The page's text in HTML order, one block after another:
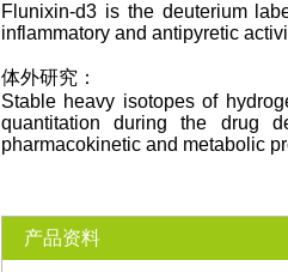
Flunixin-d3 is the deuterium
inflammatory and antipyretic
体外研究：
Stable heavy isotopes of
quantitation during the drug
pharmacokinetic and metabolic
产品资料